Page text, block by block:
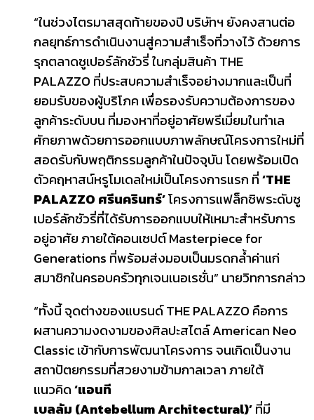
“ในช่วงไตรมาสสุดท้ายของปี บริษัทฯ ยังคงสานต่อ
กลยุทธ์การดำเนินงานสู่ความสำเร็จที่วางไว้ ด้วยการ
รุกตลาดซูเปอร์ลักชัวรี่ ในกลุ่มสินค้า THE
PALAZZO ที่ประสบความสำเร็จอย่างมากและเป็นที่
ยอมรับของผู้บริโภค เพื่อรองรับความต้องการของ
ลูกค้าระดับบน ที่มองหาที่อยู่อาศัยพรีเมี่ยมในทำเล
ศักยภาพด้วยการออกแบบภาพลักษณ์โครงการใหม่ที่
สอดรับกับพฤติกรรมลูกค้าในปัจจุบัน โดยพร้อมเปิด
ตัวคฤหาสน์หรูโมเดลใหม่เป็นโครงการแรก ที่‘THE
PALAZZO ศรีนครินทร์’โครงการแฟล็กชิพระดับซู
เปอร์ลักชัวรี่ที่ได้รับการออกแบบให้เหมาะสำหรับการ
อยู่อาศัย ภายใต้คอนเซปต์ Masterpiece for
Generations ที่พร้อมส่งมอบเป็นมรดกล้ำค่าแก่
สมาชิกในครอบครัวทุกเจนเนอเรชั่น” นายวิทการกล่าว
“ทั้งนี้ จุดต่างของแบรนด์ THE PALAZZO คือการ
ผสานความงดงามของศิลปะสไตล์ American Neo
Classic เข้ากับการพัฒนาโครงการ จนเกิดเป็นงาน
สถาปัตยกรรมที่สวยงามข้ามกาลเวลา ภายใต้
แนวคิด‘แอนที
เบลลัม (Antebellum Architectural)’ที่มี